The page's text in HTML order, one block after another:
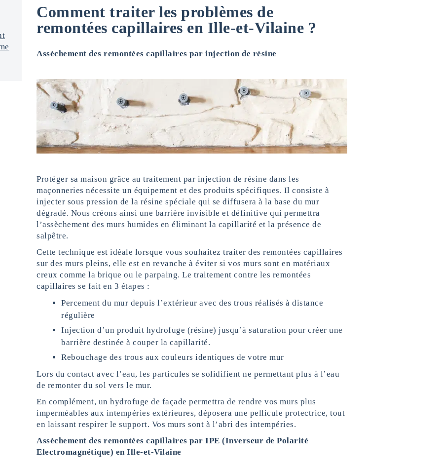
Comment traiter les problèmes de
remontées capillaires en Ille-et-Vilaine ?
Assèchement des remontées capillaires par injection de résine
Protéger sa maison grâce au traitement par injection de résine dans les
maçonneries nécessite un équipement et des produits spécifiques. Il consiste à
injecter sous pression de la résine spéciale qui se diffusera à la base du mur
dégradé. Nous créons ainsi une barrière invisible et définitive qui permettra
l’assèchement des murs humides en éliminant la capillarité et la présence de
salpêtre.
Cette technique est idéale lorsque vous souhaitez traiter des remontées capillaires
sur des murs pleins, elle est en revanche à éviter si vos murs sont en matériaux
creux comme la brique ou le parpaing. Le traitement contre les remontées
capillaires se fait en 3 étapes :
Percement du mur depuis l’extérieur avec des trous réalisés à distance
régulière
Injection d’un produit hydrofuge (résine) jusqu’à saturation pour créer une
barrière destinée à couper la capillarité.
Rebouchage des trous aux couleurs identiques de votre mur
Lors du contact avec l’eau, les particules se solidifient ne permettant plus à l’eau
de remonter du sol vers le mur.
En complément, un hydrofuge de façade permettra de rendre vos murs plus
imperméables aux intempéries extérieures, déposera une pellicule protectrice, tout
en laissant respirer le support. Vos murs sont à l’abri des intempéries.
Assèchement des remontées capillaires par IPE (Inverseur de Polarité
Electromagnétique) en Ille-et-Vilaine